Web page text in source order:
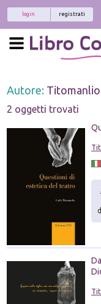
registrati
login
Autore:
2 oggetti trovati